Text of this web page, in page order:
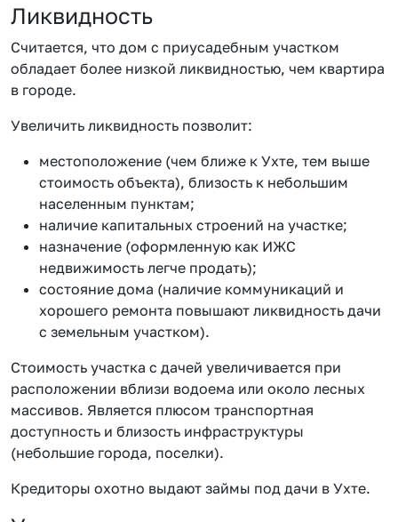
Ликвидность
Считается, что дом с приусадебным участком
обладает более низкой ликвидностью, чем квартира
в городе.
Увеличить ликвидность позволит:
местоположение (чем ближе к Ухте, тем выше
стоимость объекта), близость к небольшим
населенным пунктам;
наличие капитальных строений на участке;
назначение (оформленную как ИЖС
недвижимость легче продать);
состояние дома (наличие коммуникаций и
хорошего ремонта повышают ликвидность дачи
с земельным участком).
Стоимость участка с дачей увеличивается при
расположении вблизи водоема или около лесных
массивов. Является плюсом транспортная
доступность и близость инфраструктуры
(небольшие города, поселки).
Кредиторы охотно выдают займы под дачи в Ухте.